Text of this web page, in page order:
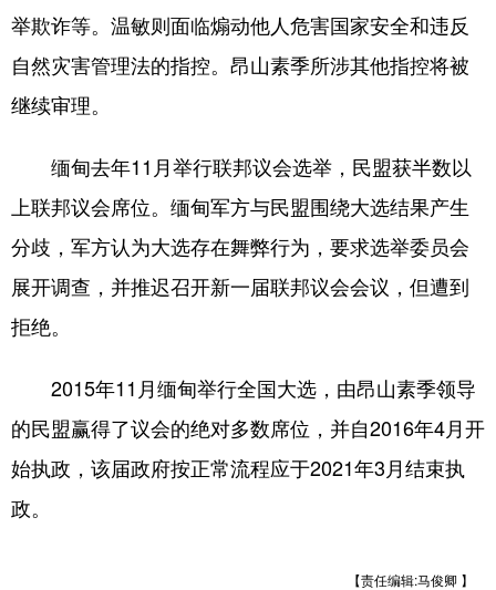
山东 河南 湖北 湖南
广东 广西 海南 重庆
四川
陕西 甘肃 青海 宁夏
新疆 内蒙古 黑龙江
多语种频道
English
Русский язык 日本語 한국어
Deutsch Português
举欺诈等。温敏则面临煽动他人危害国家安全和违反
自然灾害管理法的指控。昂山素季所涉其他指控将被
继续审理。
缅甸去年11月举行联邦议会选举，民盟获半数以
上联邦议会席位。缅甸军方与民盟围绕大选结果产生
分歧，军方认为大选存在舞弊行为，要求选举委员会
展开调查，并推迟召开新一届联邦议会会议，但遭到
拒绝。
2015年11月缅甸举行全国大选，由昂山素季领导
的民盟赢得了议会的绝对多数席位，并自2016年4月开
始执政，该届政府按正常流程应于2021年3月结束执
政。
【责任编辑:马俊卿 】